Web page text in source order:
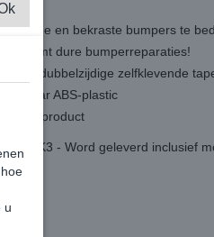
en bekraste bumpers te
dure bumperreparaties!
van dubbelzijdige zelfklevende
ABS-plastic
product
MK3 - Word geleverd inclusief
u